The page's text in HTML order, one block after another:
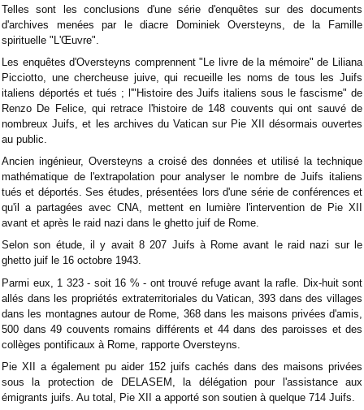
Telles sont les conclusions d'une série d'enquêtes sur des documents
d'archives menées par le diacre Dominiek Oversteyns, de la Famille
spirituelle "L'Œuvre".
Les enquêtes d'Oversteyns comprennent "Le livre de la mémoire" de Liliana
Picciotto, une chercheuse juive, qui recueille les noms de tous les Juifs
italiens déportés et tués ; l'"Histoire des Juifs italiens sous le fascisme" de
Renzo De Felice, qui retrace l'histoire de 148 couvents qui ont sauvé de
nombreux Juifs, et les archives du Vatican sur Pie XII désormais ouvertes
au public.
Ancien ingénieur, Oversteyns a croisé des données et utilisé la technique
mathématique de l'extrapolation pour analyser le nombre de Juifs italiens
tués et déportés. Ses études, présentées lors d'une série de conférences et
qu'il a partagées avec CNA, mettent en lumière l'intervention de Pie XII
avant et après le raid nazi dans le ghetto juif de Rome.
Selon son étude, il y avait 8 207 Juifs à Rome avant le raid nazi sur le
ghetto juif le 16 octobre 1943.
Parmi eux, 1 323 - soit 16 % - ont trouvé refuge avant la rafle. Dix-huit sont
allés dans les propriétés extraterritoriales du Vatican, 393 dans des villages
dans les montagnes autour de Rome, 368 dans les maisons privées d'amis,
500 dans 49 couvents romains différents et 44 dans des paroisses et des
collèges pontificaux à Rome, rapporte Oversteyns.
Pie XII a également pu aider 152 juifs cachés dans des maisons privées
sous la protection de DELASEM, la délégation pour l'assistance aux
émigrants juifs. Au total, Pie XII a apporté son soutien à quelque 714 Juifs.